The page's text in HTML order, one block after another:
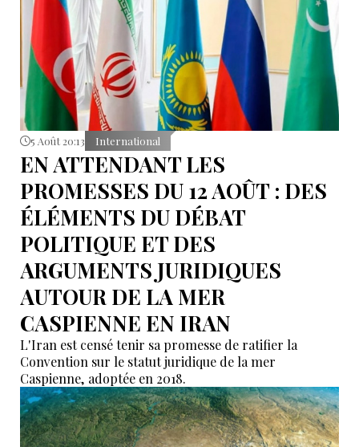
5 Août 20:13 International
EN ATTENDANT LES
PROMESSES DU 12 AOÛT : DES
ÉLÉMENTS DU DÉBAT
POLITIQUE ET DES
ARGUMENTS JURIDIQUES
AUTOUR DE LA MER
CASPIENNE EN IRAN
L'Iran est censé tenir sa promesse de ratifier la
Convention sur le statut juridique de la mer
Caspienne, adoptée en 2018.